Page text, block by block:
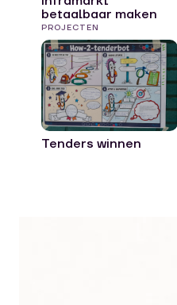
betaalbaar maken
PROJECTEN
Tenders winnen